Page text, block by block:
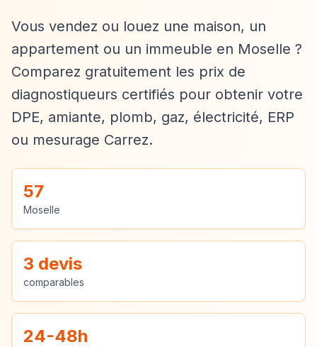
Vous vendez ou louez une maison, un
appartement ou un immeuble en Moselle ?
Comparez gratuitement les prix de
diagnostiqueurs certifiés pour obtenir votre
DPE, amiante, plomb, gaz, électricité, ERP
ou mesurage Carrez.
57
Moselle
3 devis
comparables
24-48h